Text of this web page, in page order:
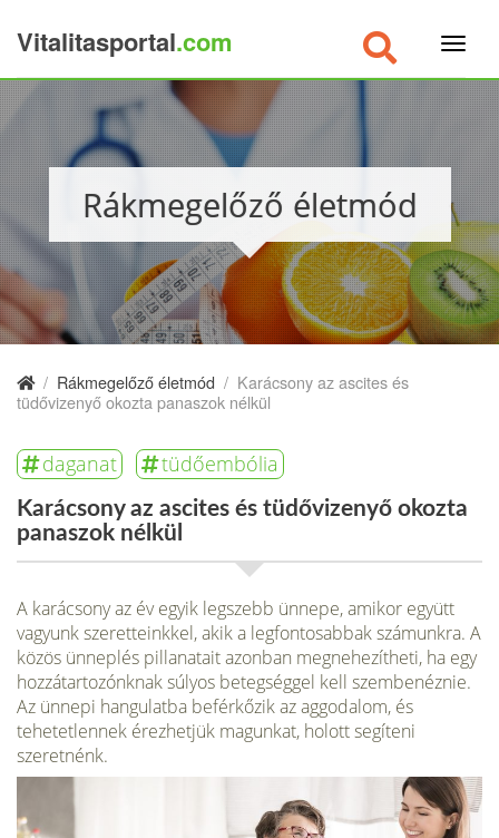
Vitalitasportal.com
Rákmegelőző életmód
/ Rákmegelőző életmód / Karácsony az ascites és
tüdővizenyő okozta panaszok nélkül
daganat tüdőembólia
Karácsony az ascites és tüdővizenyő okozta
panaszok nélkül
A karácsony az év egyik legszebb ünnepe, amikor együtt
vagyunk szeretteinkkel, akik a legfontosabbak számunkra. A
közös ünneplés pillanatait azonban megnehezítheti, ha egy
hozzátartozónknak súlyos betegséggel kell szembenéznie.
Az ünnepi hangulatba beférkőzik az aggodalom, és
tehetetlennek érezhetjük magunkat, holott segíteni
szeretnénk.
×